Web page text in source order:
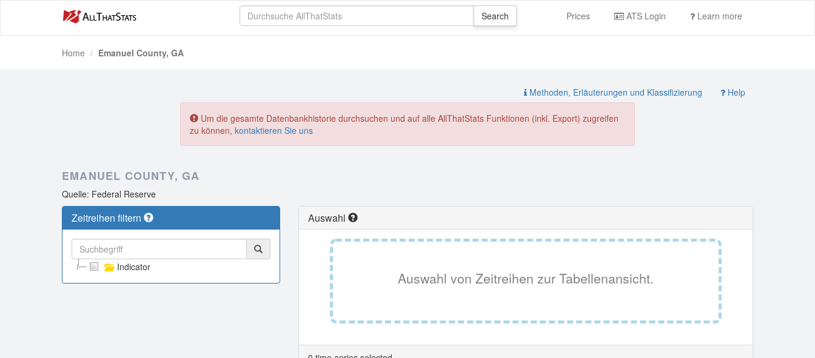
Prices ATS Login Learn more
Home Emanuel County, GA
Methoden, Erläuterungen und Klassifizierung Help
Um die gesamte Datenbankhistorie durchsuchen und auf alle AllThatStats Funktionen (inkl. Export) zugreifen
zu können, kontaktieren Sie uns
EMANUEL COUNTY, GA
Quelle: Federal Reserve
Zeitreihen filtern
Indicator
Auswahl
Auswahl von Zeitreihen zur Tabellenansicht.